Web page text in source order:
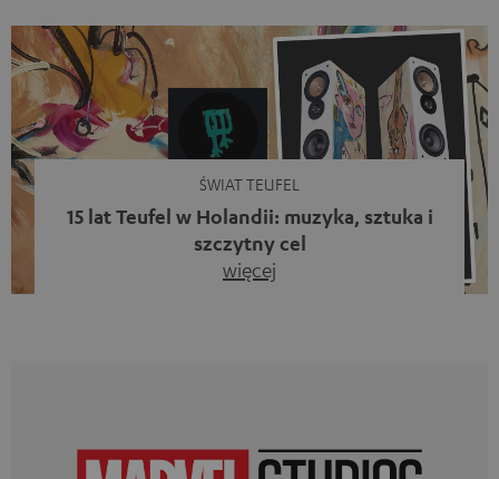
ŚWIAT TEUFEL
15 lat Teufel w Holandii: muzyka, sztuka i
szczytny cel
więcej
jednocześnie dać coś od siebie. Muzyka ma przecież o